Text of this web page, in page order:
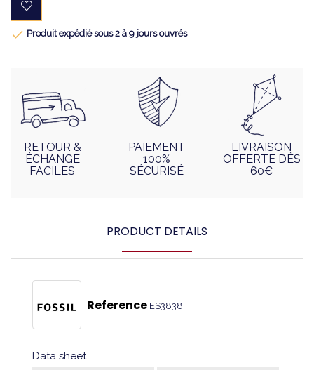
 Produit expédié sous 2 à 9 jours ouvrés
RETOUR &
ÉCHANGE
FACILES
PAIEMENT
100%
SÉCURISÉ
LIVRAISON
OFFERTE DÈS
60€
PRODUCT DETAILS
Reference ES3838
Data sheet